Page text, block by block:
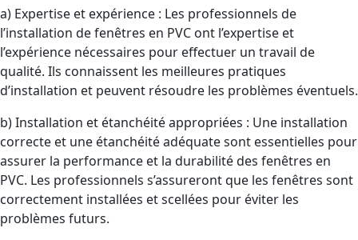
a) Expertise et expérience : Les professionnels de
l’installation de fenêtres en PVC ont l’expertise et
l’expérience nécessaires pour effectuer un travail de
qualité. Ils connaissent les meilleures pratiques
d’installation et peuvent résoudre les problèmes éventuels.
b) Installation et étanchéité appropriées : Une installation
correcte et une étanchéité adéquate sont essentielles pour
assurer la performance et la durabilité des fenêtres en
PVC. Les professionnels s’assureront que les fenêtres sont
correctement installées et scellées pour éviter les
problèmes futurs.